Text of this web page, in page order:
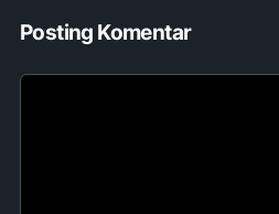
Posting Komentar